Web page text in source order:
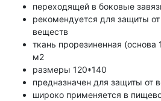
переходящей в боковые
рекомендуется для защиты
веществ
ткань прорезиненная
м2
размеры 120*140
предназначен для защиты от
широко применяется в